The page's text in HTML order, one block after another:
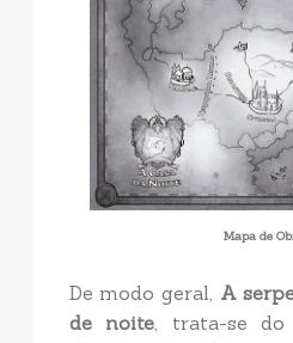
Mapa de
De modo geral, A
de noite , trata-se